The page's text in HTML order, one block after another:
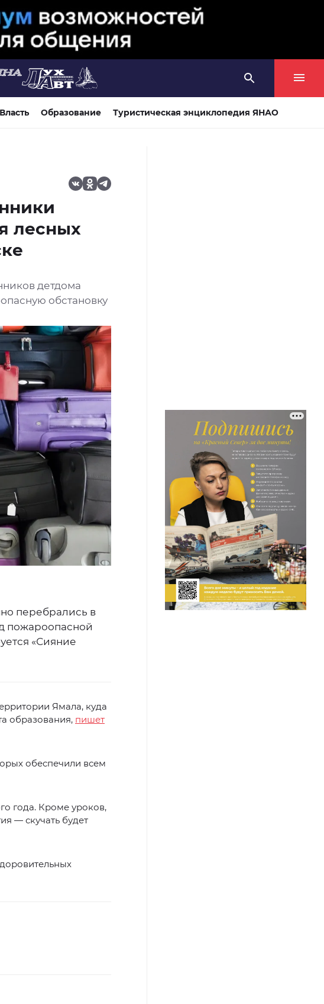
Власть Образование Туристическая энциклопедия ЯНАО
лесных
детдома
обстановку
перебрались в
пожароопасной
«Сияние
Ямала, куда
образования, пишет
обеспечили всем
года. Кроме уроков,
— скучать будет